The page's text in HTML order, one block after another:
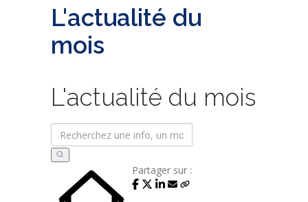
L'actualité du
mois
L'actualité du mois
Partager sur :